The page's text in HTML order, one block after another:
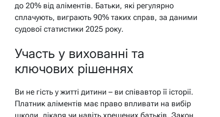
до 20% від аліментів. Батьки, які регулярно
сплачують, виграють 90% таких справ, за даними
судової статистики 2025 року.
Участь у вихованні та
ключових рішеннях
Ви не гість у житті дитини – ви співавтор її історії.
Платник аліментів має право впливати на вибір